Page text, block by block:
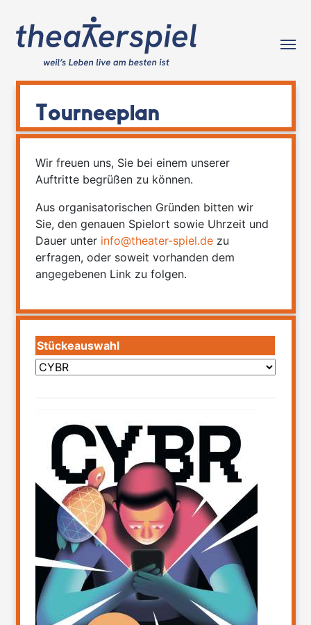
Tourneeplan
Wir freuen uns, Sie bei einem unserer
Auftritte begrüßen zu können.
Aus organisatorischen Gründen bitten wir
Sie, den genauen Spielort sowie Uhrzeit und
Dauer unter info@theater-spiel.de zu
erfragen, oder soweit vorhanden dem
angegebenen Link zu folgen.
Stückeauswahl